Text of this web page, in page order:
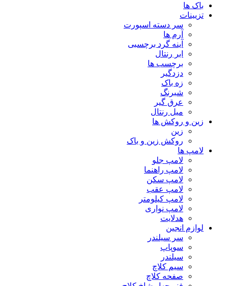
باک ها
تزیینات
سر دسته اسپورت
آرم ها
آینه گرد برچسبی
ابر رنتال
برچسب ها
دزدگیر
زه باک
شبرنگ
عرق گیر
میل رنتال
زین و روکش ها
زین
روکش زین و باک
لامپ ها
لامپ جلو
لامپ راهنما
لامپ سکن
لامپ عقب
لامپ کیلومتر
لامپ نواری
هدلایت
لوازم انجین
سر سیلندر
سوپاپ
سیلندر
سیم کلاچ
صفحه کلاچ